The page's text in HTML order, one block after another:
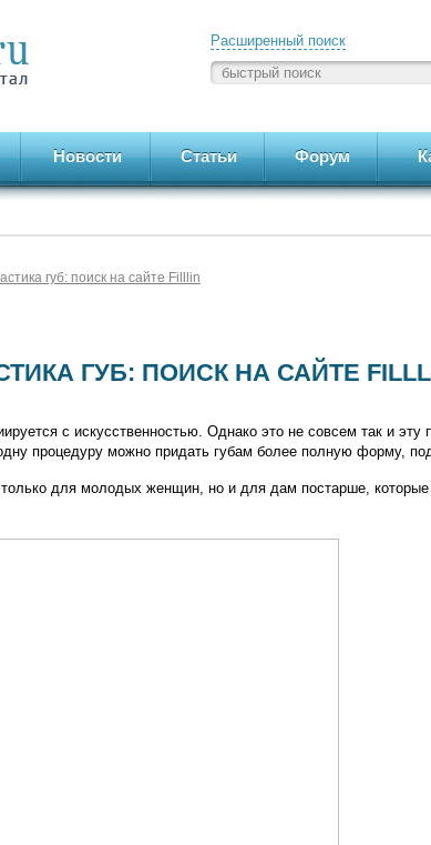
Расширенный поиск
Новости Статьи Форум
губ: поиск на сайте Filllin
ГУБ: ПОИСК НА САЙТЕ
с искусственностью. Однако это не совсем так и
процедуру можно придать губам более полную форму,
для молодых женщин, но и для дам постарше,